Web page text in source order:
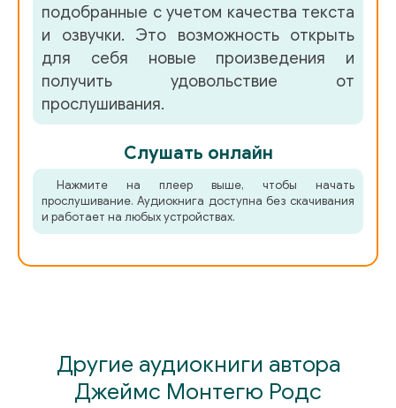
подобранные с учетом качества текста
и озвучки. Это возможность открыть
для себя новые произведения и
получить удовольствие от
прослушивания.
Слушать онлайн
Нажмите на плеер выше, чтобы начать
прослушивание. Аудиокнига доступна без скачивания
и работает на любых устройствах.
Другие аудиокниги автора
Джеймс Монтегю Родс